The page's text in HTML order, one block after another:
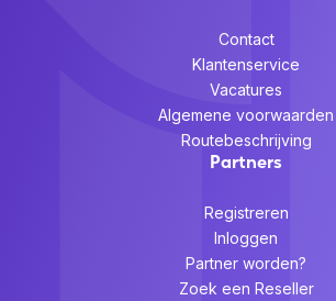
Contact
Klantenservice
Vacatures
Algemene voorwaarden
Routebeschrijving
Partners
Registreren
Inloggen
Partner worden?
Zoek een Reseller